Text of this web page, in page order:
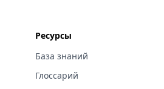
Ресурсы
База знаний
Глоссарий